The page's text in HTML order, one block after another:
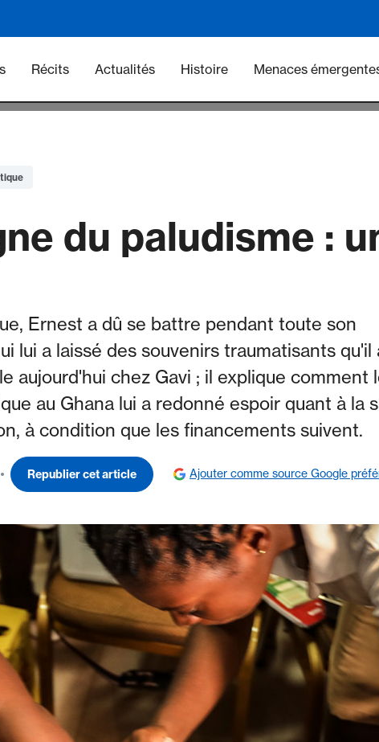
navigation - Vaccineswork
Récits Actualités Histoire Menaces
du paludisme :
Ernest a dû se battre pendant toute son
lui a laissé des souvenirs traumatisants qu'il
aujourd'hui chez Gavi ; il explique comment
au Ghana lui a redonné espoir quant à la
à condition que les financements suivent.
Republier cet article Ajouter comme source Google